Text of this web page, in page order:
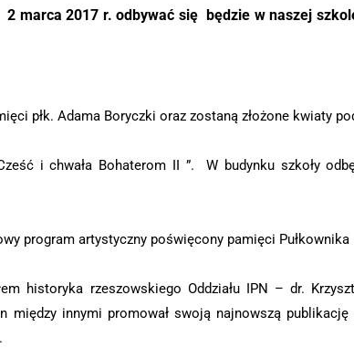
marca 2017 r. odbywać się będzie w naszej
płk. Adama Boryczki oraz zostaną złożone kwiaty
i chwała Bohaterom II ”. W budynku szkoły
program artystyczny poświęcony pamięci
historyka rzeszowskiego Oddziału IPN – dr.
innymi promował swoją najnowszą publikację